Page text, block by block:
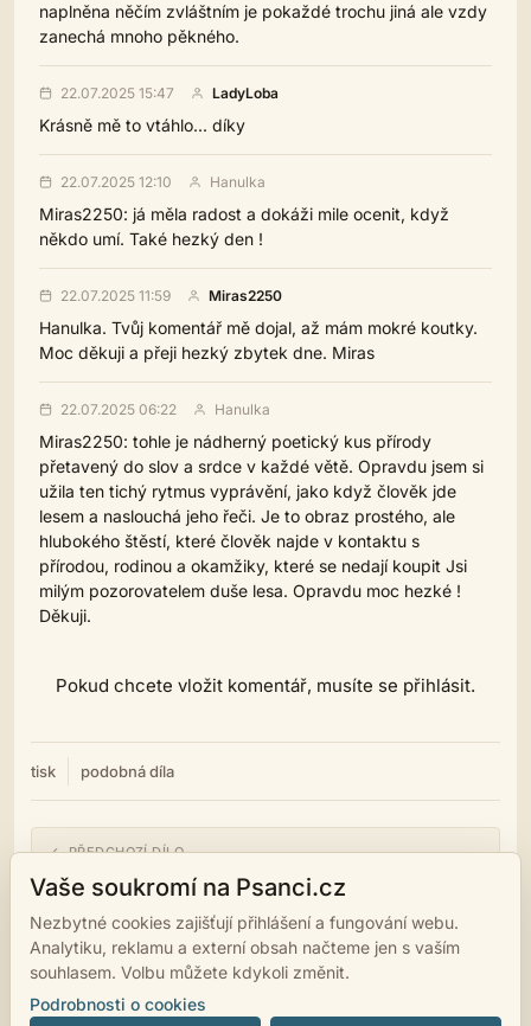
naplněna něčím zvláštním je pokaždé trochu jiná ale vzdy
zanechá mnoho pěkného.
22.07.2025 15:47 LadyLoba
Krásně mě to vtáhlo... díky
22.07.2025 12:10 Hanulka
Miras2250: já měla radost a dokáži mile ocenit, když
někdo umí. Také hezký den !
22.07.2025 11:59 Miras2250
Hanulka. Tvůj komentář mě dojal, až mám mokré koutky.
Moc děkuji a přeji hezký zbytek dne. Miras
22.07.2025 06:22 Hanulka
Miras2250: tohle je nádherný poetický kus přírody
přetavený do slov a srdce v každé větě. Opravdu jsem si
užila ten tichý rytmus vyprávění, jako když člověk jde
lesem a naslouchá jeho řeči. Je to obraz prostého, ale
hlubokého štěstí, které člověk najde v kontaktu s
přírodou, rodinou a okamžiky, které se nedají koupit Jsi
milým pozorovatelem duše lesa. Opravdu moc hezké !
Děkuji.
Pokud chcete vložit komentář, musíte se přihlásit.
tisk podobná díla
← PŘEDCHOZÍ DÍLO
Naděje
NÁSLEDUJÍCÍ DÍLO →
Vaše soukromí na Psanci.cz
Nezbytné cookies zajišťují přihlášení a fungování webu.
Analytiku, reklamu a externí obsah načteme jen s vaším
souhlasem. Volbu můžete kdykoli změnit.
Podrobnosti o cookies